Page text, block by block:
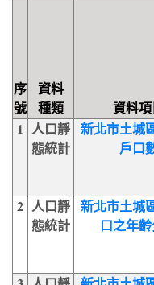
序
號
資料
種類
資料項
1 人口靜
態統計
新北市土城
戶口
2 人口靜
態統計
新北市土城
口之年